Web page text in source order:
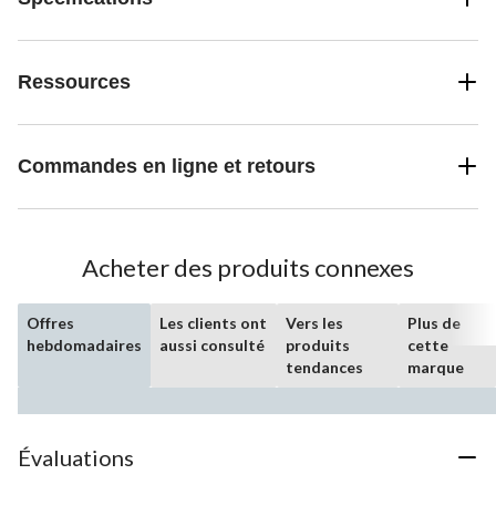
Ressources
Commandes en ligne et retours
Acheter des produits connexes
Offres
hebdomadaires
Les clients ont
aussi consulté
Vers les
produits
tendances
Plus de
cette
marque
Évaluations